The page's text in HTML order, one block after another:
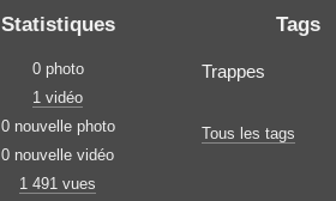
Statistiques
0 photo
1 vidéo
0 nouvelle photo
0 nouvelle vidéo
1 491 vues
Tags
Trappes
Tous les tags